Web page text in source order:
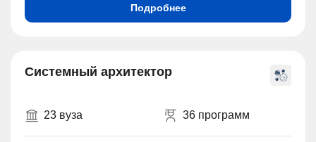
Подробнее
Системный архитектор
23 вуза 36 программ